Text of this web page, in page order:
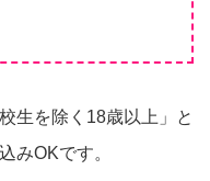
生を除く18歳以上」と
みOKです。